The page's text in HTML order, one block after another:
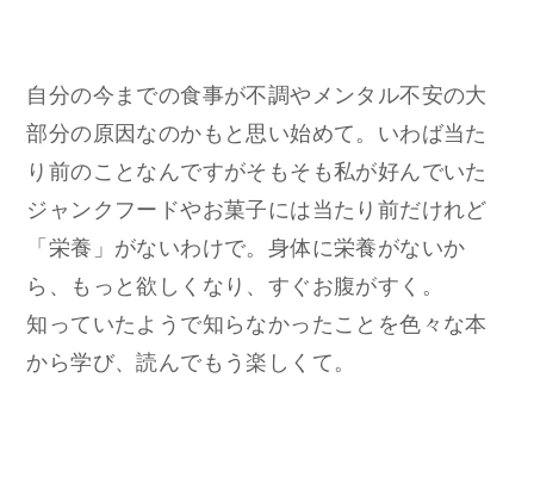
自分の今までの食事が不調やメンタル不安の大
部分の原因なのかもと思い始めて。いわば当た
り前のことなんですがそもそも私が好んでいた
ジャンクフードやお菓子には当たり前だけれど
「栄養」がないわけで。身体に栄養がないか
ら、もっと欲しくなり、すぐお腹がすく。
知っていたようで知らなかったことを色々な本
から学び、読んでもう楽しくて。